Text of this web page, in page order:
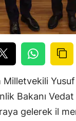
Yusuf
Bakanı Vedat
gelerek il